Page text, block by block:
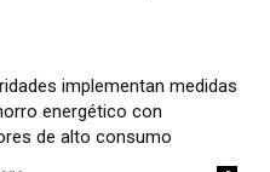
implementan medidas
energético con
de alto consumo